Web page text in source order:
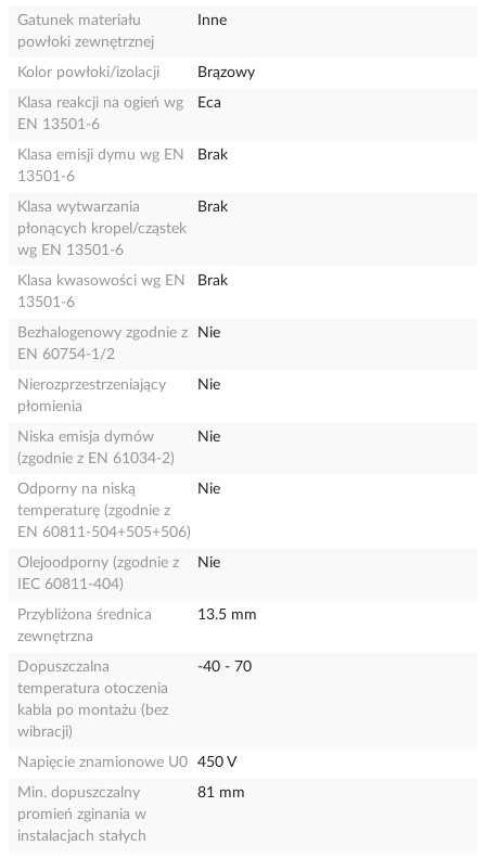
Gatunek materiału
powłoki zewnętrznej
Inne
Kolor powłoki/izolacji
Brązowy
Klasa reakcji na ogień wg
EN 13501-6
Eca
Klasa emisji dymu wg EN
13501-6
Brak
Klasa wytwarzania
płonących kropel/cząstek
wg EN 13501-6
Brak
Klasa kwasowości wg EN
13501-6
Brak
Bezhalogenowy zgodnie z
EN 60754-1/2
Nie
Nierozprzestrzeniający
płomienia
Nie
Niska emisja dymów
(zgodnie z EN 61034-2)
Nie
Odporny na niską
temperaturę (zgodnie z
EN 60811-504+505+506)
Nie
Olejoodporny (zgodnie z
IEC 60811-404)
Nie
Przybliżona średnica
zewnętrzna
13.5 mm
Dopuszczalna
temperatura otoczenia
kabla po montażu (bez
wibracji)
-40 - 70
Napięcie znamionowe U0
450 V
Min. dopuszczalny
promień zginania w
instalacjach stałych
81 mm